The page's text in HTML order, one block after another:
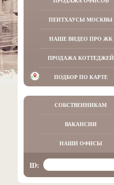
ПЕНТХАУСЫ МОСКВЫ
НАШЕ ВИДЕО ПРО ЖК
ПРОДАЖА КОТТЕДЖЕЙ
ПОДБОР ПО КАРТЕ
СОБСТВЕННИКАМ
ВАКАНСИИ
НАШИ ОФИСЫ
ID: